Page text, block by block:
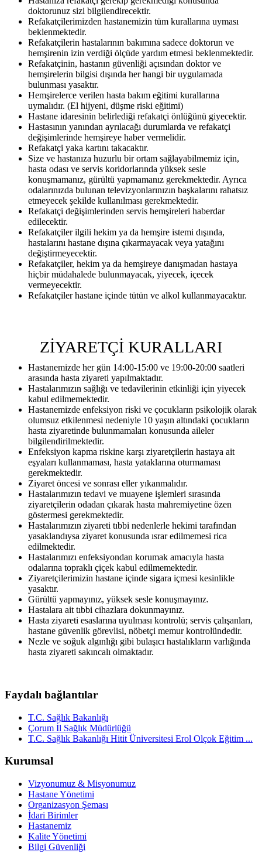
doktorunuz sizi bilgilendirecektir.
Refakatçilerimizden hastanemizin tüm kurallarına uyması
beklenmektedir.
Refakatçilerin hastalarının bakımına sadece doktorun ve
hemşirenin izin verdiği ölçüde yardım etmesi beklenmektedir.
Refakatçinin, hastanın güvenliği açısından doktor ve
hemşirelerin bilgisi dışında her hangi bir uygulamada
bulunması yasaktır.
Hemşirelerce verilen hasta bakım eğitimi kurallarına
uymalıdır. (El hijyeni, düşme riski eğitimi)
Hastane idaresinin belirlediği refakatçi önlüğünü giyecektir.
Hastasının yanından ayrılacağı durumlarda ve refakatçi
değişimlerinde hemşireye haber vermelidir.
Refakatçi yaka kartını takacaktır.
Size ve hastanıza huzurlu bir ortam sağlayabilmemiz için,
hasta odası ve servis koridorlarında yüksek sesle
konuşmamanız, gürültü yapmamanız gerekmektedir. Ayrıca
odalarınızda bulunan televizyonlarınızın başkalarını rahatsız
etmeyecek şekilde kullanılması gerekmektedir.
Refakatçi değişimlerinden servis hemşireleri haberdar
edilecektir.
Refakatçiler ilgili hekim ya da hemşire istemi dışında,
hastalarını hastane dışına çıkarmayacak veya yatağını
değiştirmeyecektir.
Refakatçiler, hekim ya da hemşireye danışmadan hastaya
hiçbir müdahalede bulunmayacak, yiyecek, içecek
vermeyecektir.
Refakatçiler hastane içinde tütün ve alkol kullanmayacaktır.
ZİYARETÇİ KURALLARI
Hastanemizde her gün 14:00-15:00 ve 19:00-20:00 saatleri
arasında hasta ziyareti yapılmaktadır.
Hastalarımızın sağlığı ve tedavilerinin etkinliği için yiyecek
kabul edilmemektedir.
Hastanemizde enfeksiyon riski ve çocukların psikolojik olarak
olumsuz etkilenmesi nedeniyle 10 yaşın altındaki çocukların
hasta ziyaretinde bulunmamaları konusunda aileler
bilgilendirilmektedir.
Enfeksiyon kapma riskine karşı ziyaretçilerin hastaya ait
eşyaları kullanmaması, hasta yataklarına oturmaması
gerekmektedir.
Ziyaret öncesi ve sonrası eller yıkanmalıdır.
Hastalarımızın tedavi ve muayene işlemleri sırasında
ziyaretçilerin odadan çıkarak hasta mahremiyetine özen
göstermesi gerekmektedir.
Hastalarımızın ziyareti tıbbi nedenlerle hekimi tarafından
yasaklandıysa ziyaret konusunda ısrar edilmemesi rica
edilmektedir.
Hastalarımızı enfeksiyondan korumak amacıyla hasta
odalarına topraklı çiçek kabul edilmemektedir.
Ziyaretçilerimizin hastane içinde sigara içmesi kesinlikle
yasaktır.
Gürültü yapmayınız, yüksek sesle konuşmayınız.
Hastalara ait tıbbi cihazlara dokunmayınız.
Hasta ziyareti esaslarına uyulması kontrolü; servis çalışanları,
hastane güvenlik görevlisi, nöbetçi memur kontrolündedir.
Nezle ve soğuk algınlığı gibi bulaşıcı hastalıkların varlığında
hasta ziyareti sakıncalı olmaktadır.
Faydalı bağlantılar
T.C. Sağlık Bakanlığı
Çorum İl Sağlık Müdürlüğü
T.C. Sağlık Bakanlığı Hitit Üniversitesi Erol Olçok Eğitim ...
Kurumsal
Vizyonumuz & Misyonumuz
Hastane Yönetimi
Organizasyon Şeması
İdari Birimler
Hastanemiz
Kalite Yönetimi
Bilgi Güvenliği